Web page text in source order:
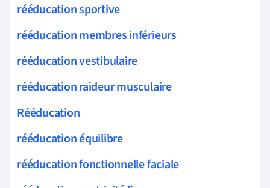
rééducation sportive
rééducation membres inférieurs
rééducation vestibulaire
rééducation raideur musculaire
Rééducation
rééducation équilibre
rééducation fonctionnelle faciale